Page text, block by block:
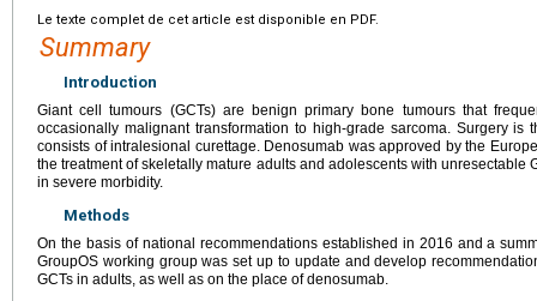
Le texte complet de cet article est disponible en PDF.
Summary
Introduction
Giant cell tumours (GCTs) are benign primary bone tumours that
occasionally malignant transformation to high-grade sarcoma. Surgery is
consists of intralesional curettage. Denosumab was approved by the
the treatment of skeletally mature adults and adolescents with unresectable
in severe morbidity.
Methods
On the basis of national recommendations established in 2016 and a
GroupOS working group was set up to update and develop
GCTs in adults, as well as on the place of denosumab.